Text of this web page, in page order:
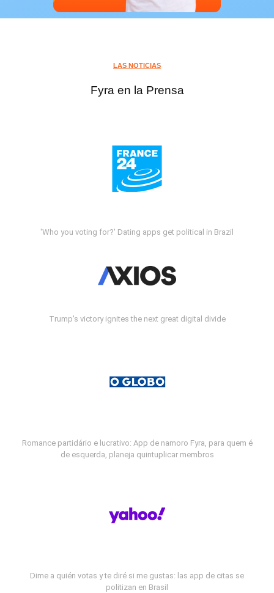
LAS NOTICIAS
Fyra en la Prensa
'Who you voting for?' Dating apps get political in Brazil
Trump's victory ignites the next great digital divide
Romance partidário e lucrativo: App de namoro Fyra, para quem é
de esquerda, planeja quintuplicar membros
Dime a quién votas y te diré si me gustas: las app de citas se
politizan en Brasil